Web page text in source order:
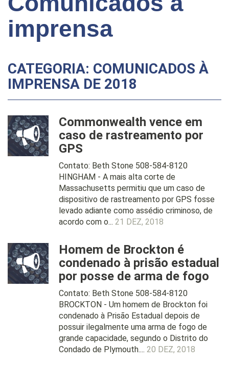
imprensa
CATEGORIA: COMUNICADOS À
IMPRENSA DE 2018
Commonwealth vence em
caso de rastreamento por
GPS
Contato: Beth Stone 508-584-8120
HINGHAM - A mais alta corte de
Massachusetts permitiu que um caso de
dispositivo de rastreamento por GPS fosse
levado adiante como assédio criminoso, de
acordo com o... 21 DEZ, 2018
Homem de Brockton é
condenado à prisão estadual
por posse de arma de fogo
Contato: Beth Stone 508-584-8120
BROCKTON - Um homem de Brockton foi
condenado à Prisão Estadual depois de
possuir ilegalmente uma arma de fogo de
grande capacidade, segundo o Distrito do
Condado de Plymouth.... 20 DEZ, 2018